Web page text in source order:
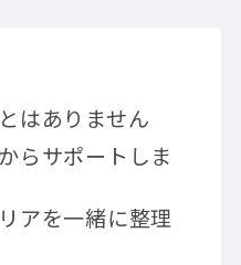
はありません
らサポートしま
アを一緒に整理